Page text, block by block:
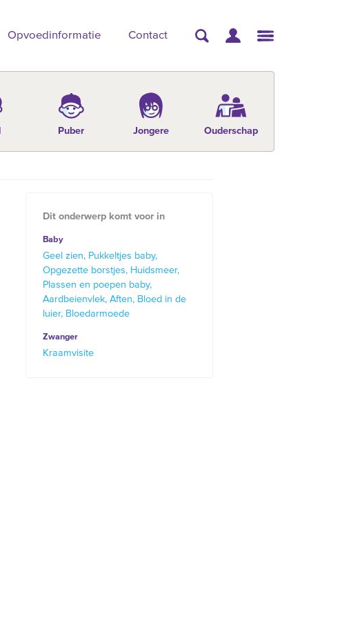
Opvoedinformatie Contact
Puber Jongere Ouderschap
Dit onderwerp komt voor in
Baby
Geel zien
Pukkeltjes baby
Opgezette borstjes
Huidsmeer
Plassen en poepen baby
Aardbeienvlek Aften
Bloed in de
luier
Bloedarmoede
Zwanger
Kraamvisite